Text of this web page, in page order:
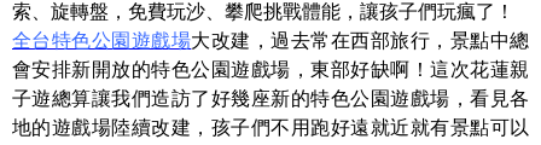
索、旋轉盤，免費玩沙、攀爬挑戰體能，讓孩子們玩瘋了！
全台特色公園遊戲場大改建，過去常在西部旅行，景點中總
會安排新開放的特色公園遊戲場，東部好缺啊！這次花蓮親
子遊總算讓我們造訪了好幾座新的特色公園遊戲場，看見各
地的遊戲場陸續改建，孩子們不用跑好遠就近就有景點可以